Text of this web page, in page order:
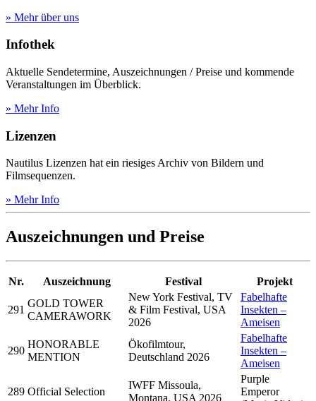
» Mehr über uns
Infothek
Aktuelle Sendetermine, Auszeichnungen / Preise und kommende
Veranstaltungen im Überblick.
» Mehr Info
Lizenzen
Nautilus Lizenzen hat ein riesiges Archiv von Bildern und
Filmsequenzen.
» Mehr Info
Auszeichnungen und Preise
Nr. Auszeichnung Festival Projekt
291
GOLD TOWER
CAMERAWORK
New York Festival, TV
& Film Festival, USA
2026
Fabelhafte
Insekten –
Ameisen
290
HONORABLE
MENTION
Ökofilmtour,
Deutschland 2026
Fabelhafte
Insekten –
Ameisen
289 Official Selection
IWFF Missoula,
Montana, USA 2026
Purple
Emperor